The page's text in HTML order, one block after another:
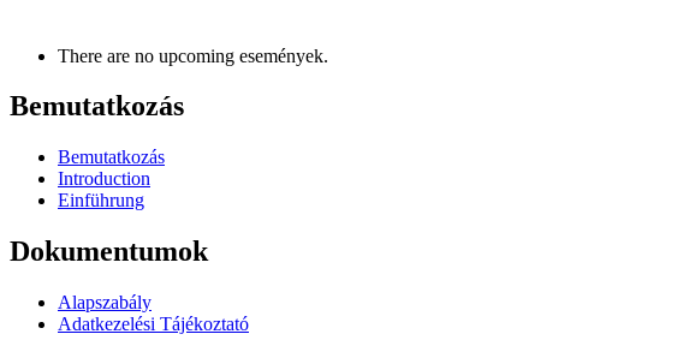
There are no upcoming események.
Bemutatkozás
Bemutatkozás
Introduction
Einführung
Dokumentumok
Alapszabály
Adatkezelési Tájékoztató